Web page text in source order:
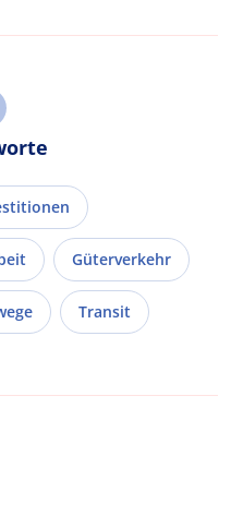
Güterverkehr
Transit